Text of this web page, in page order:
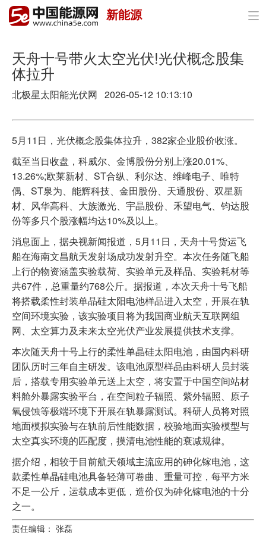
首页
政策与经济
电力
新能源
节能环保
分布式能源
新能源 
天舟十号带火太空光伏!光伏概念股集
体拉升
北极星太阳能光伏网 2026-05-12 10:13:10
5月11日，光伏概念股集体拉升，382家企业股价收涨。
截至当日收盘，科威尔、金博股份分别上涨20.01%、
13.26%;欧莱新材、ST合纵、利尔达、维峰电子、唯特
偶、ST泉为、能辉科技、金田股份、天通股份、双星新
材、风华高科、大族激光、宇晶股份、禾望电气、钧达股
份等多只个股涨幅均达10%及以上。
消息面上，据央视新闻报道，5月11日，天舟十号货运飞
船在海南文昌航天发射场成功发射升空。本次任务随飞船
上行的物资涵盖实验载荷、实验单元及样品、实验耗材等
共67件，总重量约768公斤。据报道，本次天舟十号飞船
将搭载柔性封装单晶硅太阳电池样品进入太空，开展在轨
空间环境实验，该实验项目将为我国商业航天互联网组
网、太空算力及未来太空光伏产业发展提供技术支撑。
本次随天舟十号上行的柔性单晶硅太阳电池，由国内科研
团队历时三年自主研发。该电池原型样品由科研人员封装
后，搭载专用实验单元送上太空，将安置于中国空间站材
料舱外暴露实验平台，在空间粒子辐照、紫外辐照、原子
氧侵蚀等极端环境下开展在轨暴露测试。科研人员将对照
地面模拟实验与在轨前后性能数据，校验地面实验模型与
太空真实环境的匹配度，摸清电池性能的衰减规律。
据介绍，相较于目前航天领域主流应用的砷化镓电池，这
款柔性单晶硅电池具备轻薄可卷曲、重量可控，每平方米
不足一公斤，运载成本更低，造价仅为砷化镓电池的十分
之一。
责任编辑： 张磊